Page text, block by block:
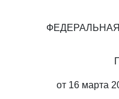
от 16 марта